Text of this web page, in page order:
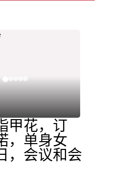
甲花，订
，单身女
，会议和会